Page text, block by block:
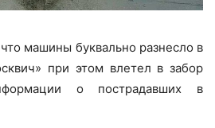
машины буквально разнесло в
при этом влетел в забор
о пострадавших в